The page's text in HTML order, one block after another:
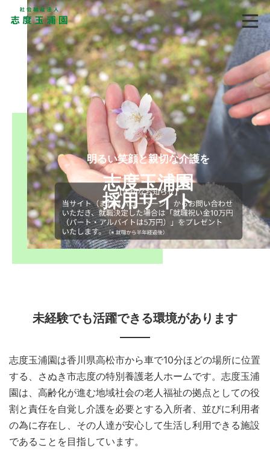
明るい笑顔と親切な介護を
志度玉浦園
採用サイト
未経験でも活躍できる環境があります
志度玉浦園は香川県高松市から車で10分ほどの場所に位置
する、さぬき市志度の特別養護老人ホームです。志度玉浦
園は、高齢化が進む地域社会の老人福祉の拠点としての役
割と責任を自覚し介護を必要とする入所者、並びに利用者
の為に存在し、その人達が安心して生活し利用できる施設
であることを目指しています。